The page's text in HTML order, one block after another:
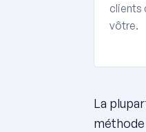
clients
vôtre.
La
méthode